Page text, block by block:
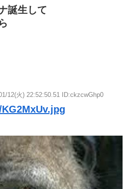
誕生して
12(火) 22:52:50.51 ID:ckzcwGhp0